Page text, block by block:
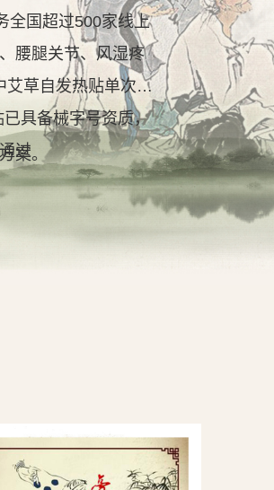
全国超过500家线上
腰腿关节、风湿疼
艾草自发热贴单次持
具备械字号资质，
过
案。